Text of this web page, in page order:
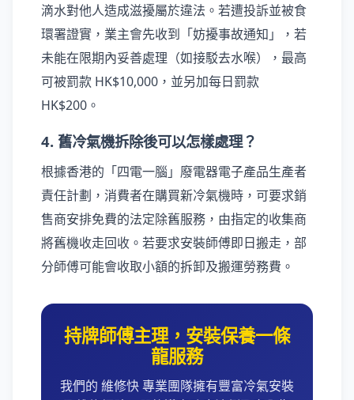
滴水對他人造成滋擾屬於違法。若遭投訴並被食
環署證實，業主會先收到「妨擾事故通知」，若
未能在限期內妥善處理（如接駁去水喉），最高
可被罰款 HK$10,000，並另加每日罰款
HK$200。
4. 舊冷氣機拆除後可以怎樣處理？
根據香港的「四電一腦」廢電器電子產品生產者
責任計劃，消費者在購買新冷氣機時，可要求銷
售商安排免費的法定除舊服務，由指定的收集商
將舊機收走回收。若要求安裝師傅即日搬走，部
分師傅可能會收取小額的拆卸及搬運勞務費。
持牌師傅主理，安裝保養一條
龍服務
我們的 維修快 專業團隊擁有豐富冷氣安裝